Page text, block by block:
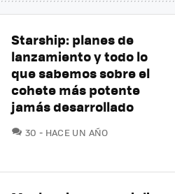
Starship: planes de
lanzamiento y todo lo
que sabemos sobre el
cohete más potente
jamás desarrollado
30 COMENTARIOS
HACE UN AÑO